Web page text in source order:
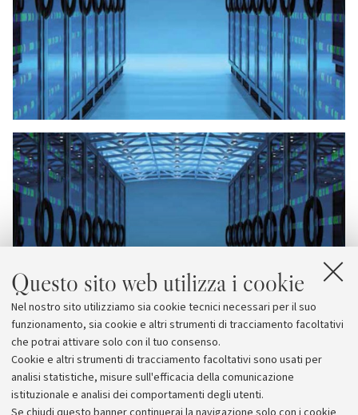
Questo sito web utilizza i cookie
Nel nostro sito utilizziamo sia cookie tecnici necessari per il suo
funzionamento, sia cookie e altri strumenti di tracciamento facoltativi
che potrai attivare solo con il tuo consenso.
Cookie e altri strumenti di tracciamento facoltativi sono usati per
analisi statistiche, misure sull'efficacia della comunicazione
istituzionale e analisi dei comportamenti degli utenti.